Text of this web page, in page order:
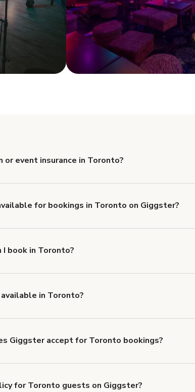
or event insurance in Toronto?
for bookings in Toronto on Giggster?
book in Toronto?
in Toronto?
Giggster accept for Toronto bookings?
for Toronto guests on Giggster?